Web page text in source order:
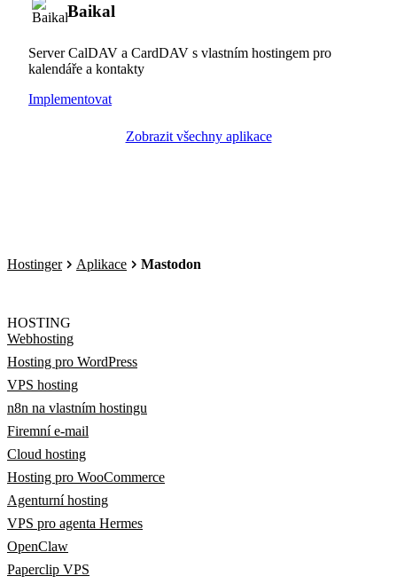
Baikal
Server CalDAV a CardDAV s vlastním hostingem pro
kalendáře a kontakty
Implementovat
Zobrazit všechny aplikace
Hostinger Aplikace Mastodon
HOSTING
Webhosting
Hosting pro WordPress
VPS hosting
n8n na vlastním hostingu
Firemní e-mail
Cloud hosting
Hosting pro WooCommerce
Agenturní hosting
VPS pro agenta Hermes
OpenClaw
Paperclip VPS